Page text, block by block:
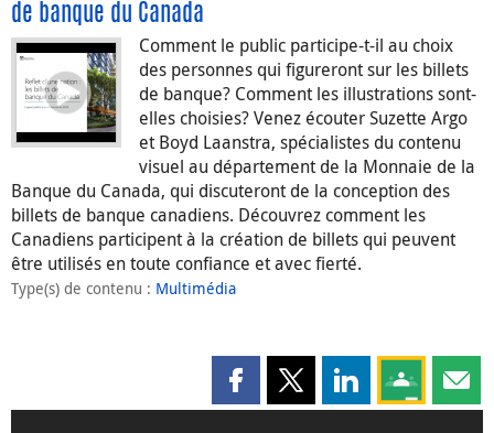
de banque du Canada
Comment le public participe-t-il au choix
des personnes qui figureront sur les billets
de banque? Comment les illustrations sont-
elles choisies? Venez écouter Suzette Argo
et Boyd Laanstra, spécialistes du contenu
visuel au département de la Monnaie de la
Banque du Canada, qui discuteront de la conception des
billets de banque canadiens. Découvrez comment les
Canadiens participent à la création de billets qui peuvent
être utilisés en toute confiance et avec fierté.
Type(s) de contenu : Multimédia
Partager cette page sur
Partager cette page sur X
Partager cette
Partagez